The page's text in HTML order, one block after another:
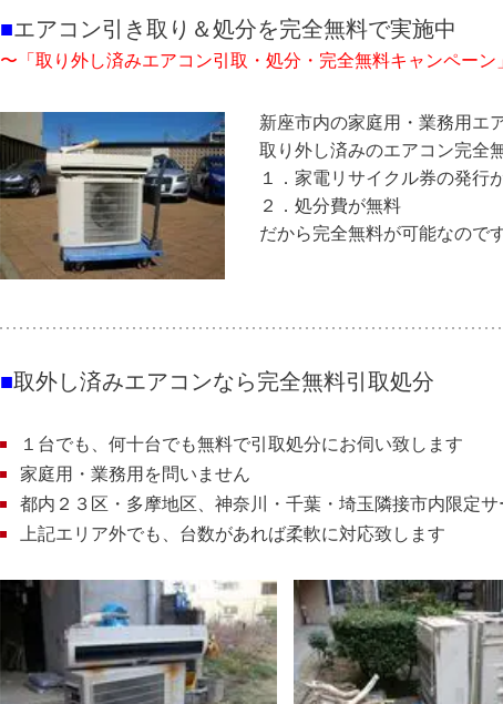
■エアコン引き取り＆処分を完全無料で実施中
〜「取り外し済みエアコン引取・処分・完全無料キャンペーン
新座市内の家庭用・業務用エ
取り外し済みのエアコン完全
１．家電リサイクル券の発行
２．処分費が無料
だから完全無料が可能なので
■取外し済みエアコンなら完全無料引取処分
１台でも、何十台でも無料で引取処分にお伺い致します
家庭用・業務用を問いません
都内２３区・多摩地区、神奈川・千葉・埼玉隣接市内限定サ
上記エリア外でも、台数があれば柔軟に対応致します